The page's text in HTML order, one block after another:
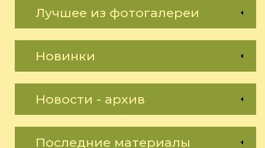
Лучшее из фотогалереи
Новинки
Новости - архив
Последние материалы